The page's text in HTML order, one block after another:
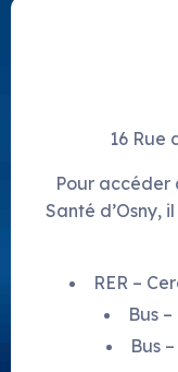
16 Rue
Pour accéder
Santé d’Osny,
RER –
Bus
Bus